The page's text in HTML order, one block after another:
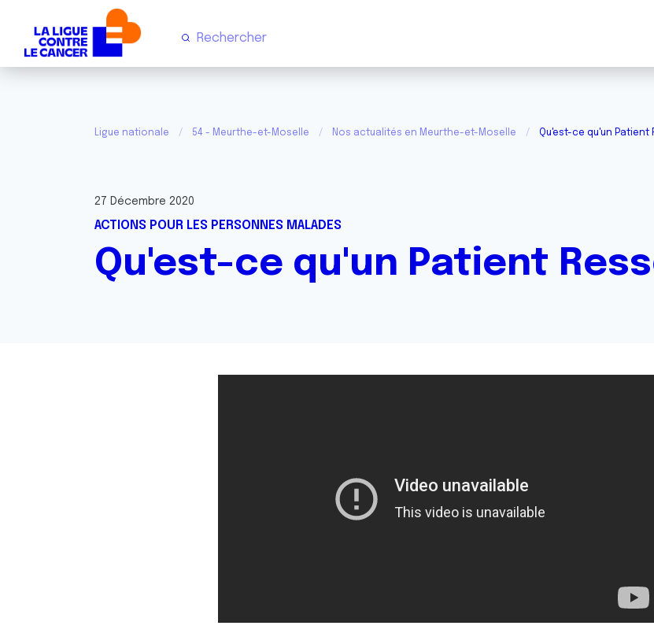
Ligue nationale 54 - Meurthe-et-Moselle Nos actualités en Meurthe-et-Moselle Qu'est-ce qu'un Patient
27 Décembre 2020
ACTIONS POUR LES PERSONNES MALADES
Qu'est-ce qu'un Patient